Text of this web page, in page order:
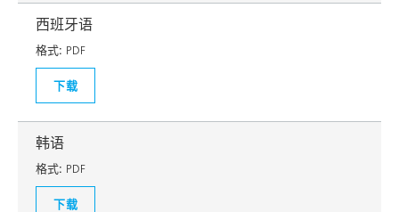
西班牙语
格式: PDF
下载
韩语
格式: PDF
下载